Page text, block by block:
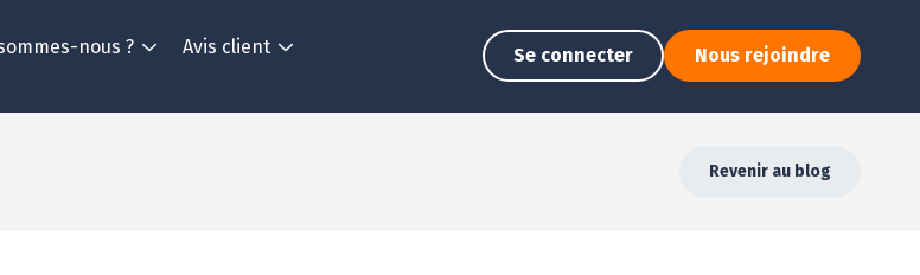
nous ? Avis client Se connecter Nous rejoindre
Revenir au blog